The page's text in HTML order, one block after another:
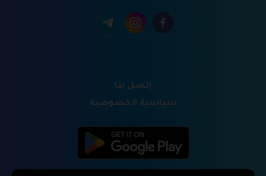
إتصل بنا
سياسية الخصوصية